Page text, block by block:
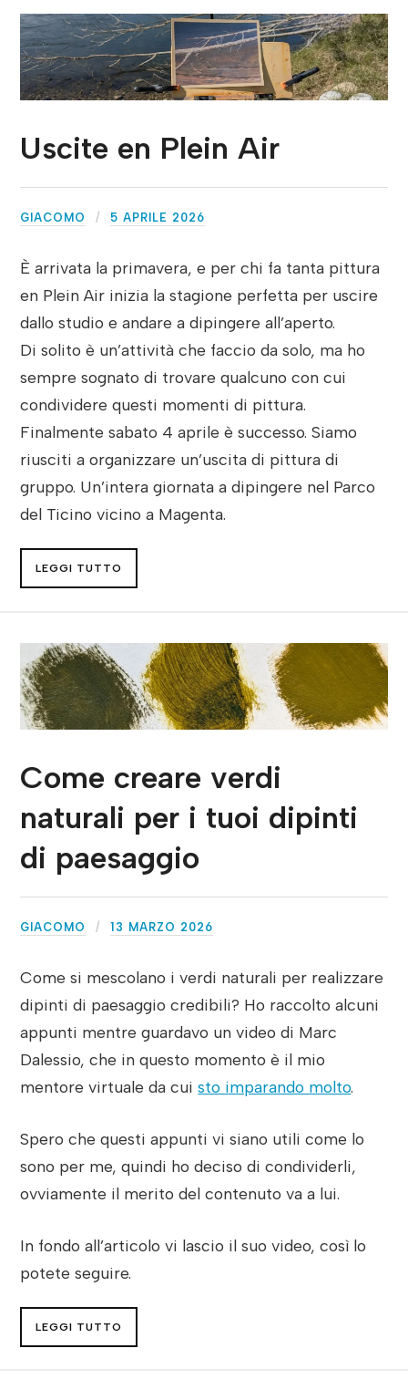
Uscite en Plein Air
GIACOMO 5 APRILE 2026
È arrivata la primavera, e per chi fa tanta pittura
en Plein Air inizia la stagione perfetta per uscire
dallo studio e andare a dipingere all’aperto.
Di solito è un’attività che faccio da solo, ma ho
sempre sognato di trovare qualcuno con cui
condividere questi momenti di pittura.
Finalmente sabato 4 aprile è successo. Siamo
riusciti a organizzare un’uscita di pittura di
gruppo. Un’intera giornata a dipingere nel Parco
del Ticino vicino a Magenta.
LEGGI TUTTO
Come creare verdi
naturali per i tuoi dipinti
di paesaggio
GIACOMO 13 MARZO 2026
Come si mescolano i verdi naturali per realizzare
dipinti di paesaggio credibili? Ho raccolto alcuni
appunti mentre guardavo un video di Marc
Dalessio, che in questo momento è il mio
mentore virtuale da cuisto imparando molto.
Spero che questi appunti vi siano utili come lo
sono per me, quindi ho deciso di condividerli,
ovviamente il merito del contenuto va a lui.
In fondo all’articolo vi lascio il suo video, così lo
potete seguire.
LEGGI TUTTO